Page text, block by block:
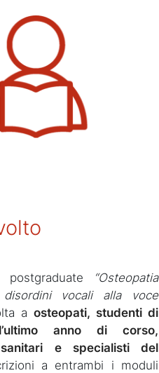
postgraduate
“Osteopatia
vocali alla voce
a osteopati, studenti di
anno di corso,
sanitari e specialisti del
a entrambi i moduli